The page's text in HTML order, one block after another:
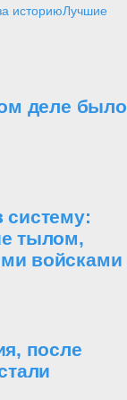
историюЛучшие
деле было
систему:
тылом,
войсками
после